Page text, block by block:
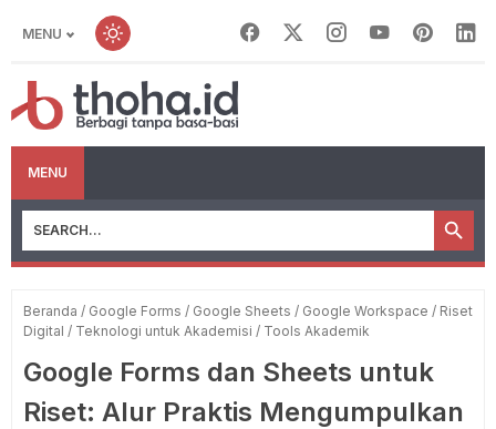
MENU
MENU
Beranda / Google Forms / Google Sheets / Google Workspace / Riset
Digital / Teknologi untuk Akademisi / Tools Akademik
Google Forms dan Sheets untuk
Riset: Alur Praktis Mengumpulkan